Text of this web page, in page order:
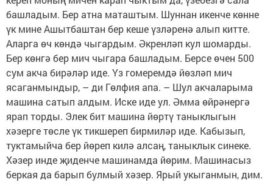
башладым. Бер атна маташтым. Шуннан икенче көнне
үк мине Ашытбаштан бер кеше үзләренә алып китте.
Аларга өч көндә чыгардым. Әкренләп кул шомарды.
Бер көнгә бер мич чыгара башладым. Берсе өчен 500
сум акча бирәләр иде. Үз гомеремдә йөзләп мич
ясаганмындыр, – ди Гөлфия апа. – Шул акчаларыма
машина сатып алдым. Иске иде ул. Әмма өйрәнергә
ярап торды. Элек бит машина йөртү таныклыгын
хәзерге төсле үк тикшереп бирмиләр иде. Кабызып,
туктамыйча бер йөреп килә алсаң, таныклык синеке.
Хәзер инде җиденче машинамда йөрим. Машинасыз
беркая да барып булмый хәзер. Ярый укыганмын, дим.